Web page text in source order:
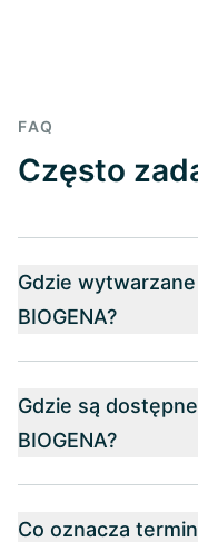
FAQ
Często
Gdzie
BIOGENA?
Gdzie są
BIOGENA?
Co oznacza